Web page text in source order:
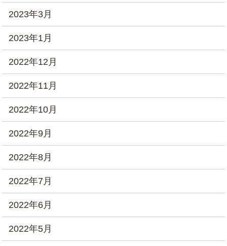
2023年3月
2023年1月
2022年12月
2022年11月
2022年10月
2022年9月
2022年8月
2022年7月
2022年6月
2022年5月